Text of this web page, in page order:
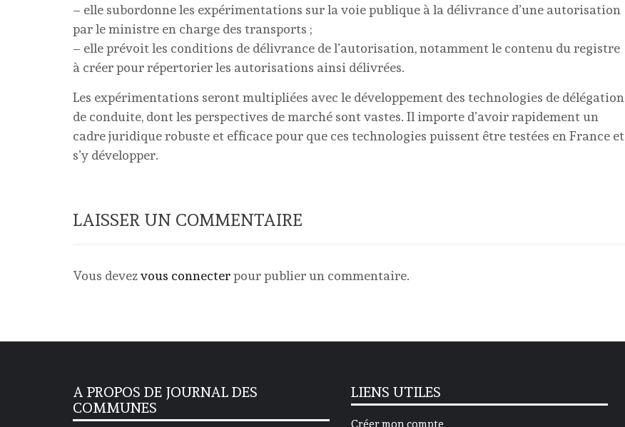
– elle subordonne les expérimentations sur la voie publique à la délivrance d’une autorisation
par le ministre en charge des transports ;
– elle prévoit les conditions de délivrance de l’autorisation, notamment le contenu du registre
à créer pour répertorier les autorisations ainsi délivrées.
Les expérimentations seront multipliées avec le développement des technologies de délégation
de conduite, dont les perspectives de marché sont vastes. Il importe d’avoir rapidement un
cadre juridique robuste et efficace pour que ces technologies puissent être testées en France et
s’y développer.
LAISSER UN COMMENTAIRE
Vous devezvous connecterpour publier un commentaire.
A PROPOS DE JOURNAL DES
COMMUNES
LIENS UTILES
Créer mon compte